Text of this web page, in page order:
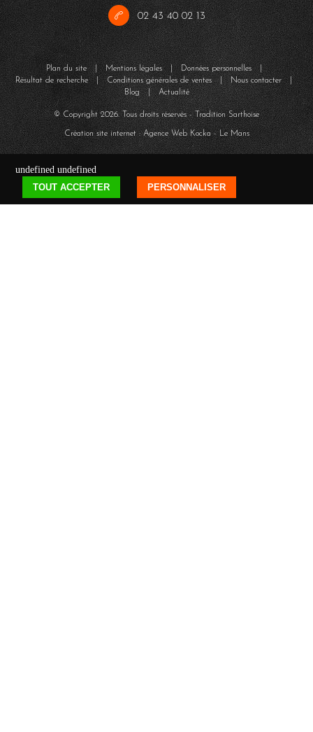
02 43 40 02 13
Plan du site| Mentions légales| Données personnelles|
Résultat de recherche| Conditions générales de ventes | Nous contacter|
Blog| Actualité
© Copyright2026. Tous droits réservés - Tradition Sarthoise
Création site internet : Agence WebKocka- Le Mans
undefined undefined
TOUT ACCEPTER
PERSONNALISER